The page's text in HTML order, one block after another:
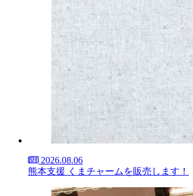
2026.08.06
熊本支援 くまチャームを販売します！